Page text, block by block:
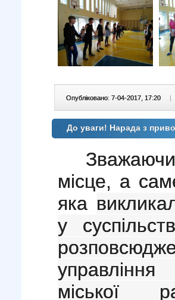
Опубліковано: 7-04-2017, 17:20 |
До уваги! Нарада з
місце, а
яка
у
управління
міської